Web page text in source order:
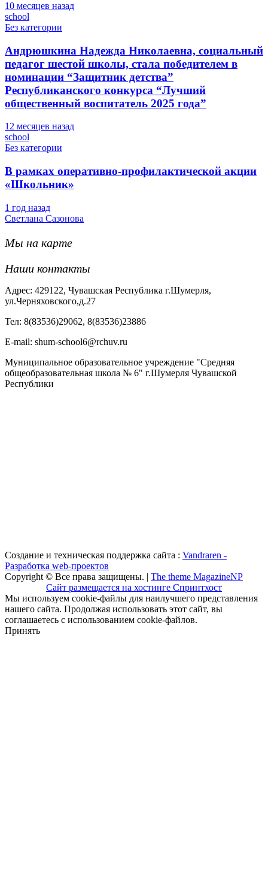
10 месяцев назад
school
Без категории
Андрюшкина Надежда Николаевна, социальный
педагог шестой школы, стала победителем в
номинации “Защитник детства”
Республиканского конкурса “Лучший
общественный воспитатель 2025 года”
12 месяцев назад
school
Без категории
В рамках оперативно-профилактической акции
«Школьник»
1 год назад
Светлана Сазонова
Мы на карте
Наши контакты
Адрес: 429122, Чувашская Республика г.Шумерля,
ул.Черняховского,д.27
Тел: 8(83536)29062, 8(83536)23886
Е-mail: shum-school6@rchuv.ru
Муниципальное образовательное учреждение "Средняя
общеобразовательная школа № 6" г.Шумерля Чувашской
Республики
Создание и техническая поддержка сайта : Vandraren -
Разработка web-проектов
Copyright © Все права защищены. | The theme MagazineNP
Сайт размещается на хостинге Спринтхост
Мы используем cookie-файлы для наилучшего представления
нашего сайта. Продолжая использовать этот сайт, вы
соглашаетесь с использованием cookie-файлов.
Принять